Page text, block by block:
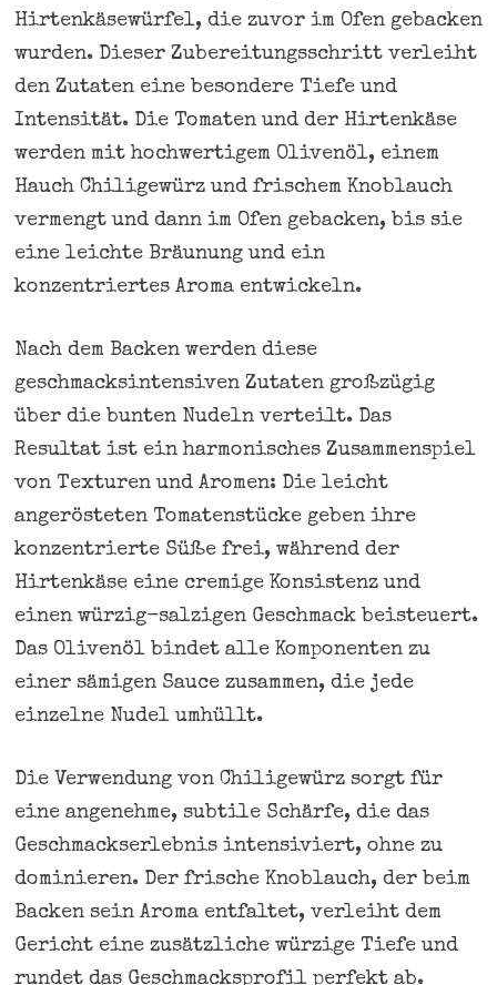
Hirtenkäsewürfel, die zuvor im Ofen gebacken
wurden. Dieser Zubereitungsschritt verleiht
den Zutaten eine besondere Tiefe und
Intensität. Die Tomaten und der Hirtenkäse
werden mit hochwertigem Olivenöl, einem
Hauch Chiligewürz und frischem Knoblauch
vermengt und dann im Ofen gebacken, bis sie
eine leichte Bräunung und ein
konzentriertes Aroma entwickeln.
Nach dem Backen werden diese
geschmacksintensiven Zutaten großzügig
über die bunten Nudeln verteilt. Das
Resultat ist ein harmonisches Zusammenspiel
von Texturen und Aromen: Die leicht
angerösteten Tomatenstücke geben ihre
konzentrierte Süße frei, während der
Hirtenkäse eine cremige Konsistenz und
einen würzig-salzigen Geschmack beisteuert.
Das Olivenöl bindet alle Komponenten zu
einer sämigen Sauce zusammen, die jede
einzelne Nudel umhüllt.
Die Verwendung von Chiligewürz sorgt für
eine angenehme, subtile Schärfe, die das
Geschmackserlebnis intensiviert, ohne zu
dominieren. Der frische Knoblauch, der beim
Backen sein Aroma entfaltet, verleiht dem
Gericht eine zusätzliche würzige Tiefe und
rundet das Geschmacksprofil perfekt ab.